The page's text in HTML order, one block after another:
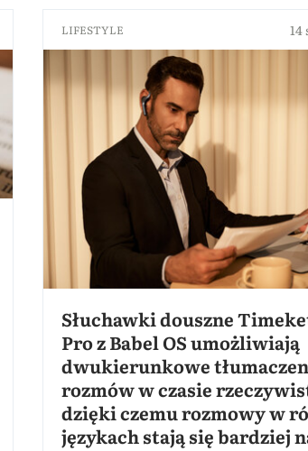
LIFESTYLE 14
Słuchawki douszne
Pro z Babel OS umożliwiają
dwukierunkowe
rozmów w czasie
dzięki czemu rozmowy w
językach stają się bardziej